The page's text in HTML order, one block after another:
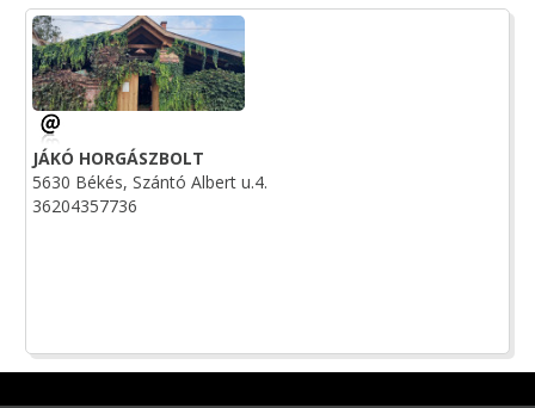
JÁKÓ HORGÁSZBOLT
5630 Békés, Szántó Albert u.4.
36204357736